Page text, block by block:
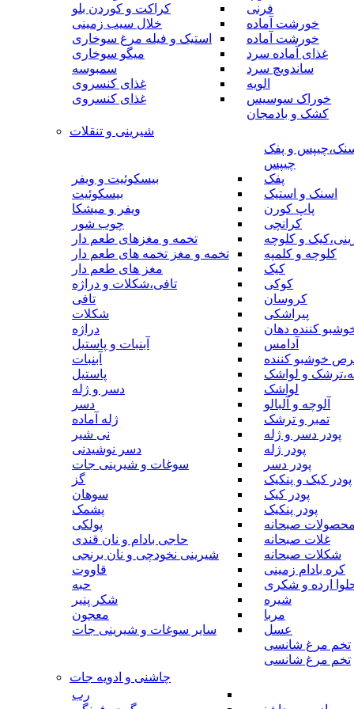
فرنی
خورشت آماده
خورشت آماده
غذای آماده سرد
ساندویچ سرد
الویه
خوراک سوسیس
کشک و بادمجان
کراکت و کوردن بلو
خلال سیب زمینی
استیک و فیله مرغ سوخاری
میگو سوخاری
سمبوسه
غذای کنسروی
غذای کنسروی
شیرینی و تنقلات
و پفک
چیپس
پفک
اسنک و استیک
پاپ کورن
کرانچی
و کلوچه
کلوچه و کلمپه
کیک
کوکی
کروسان
پیراشکی
کننده دهان
آدامس
خوشبو کننده
و لواشک
لواشک
آلوچه و آلبالو
تمبر و ترشک
پودر دسر و ژله
پودر ژله
پودر دسر
پودر کیک و پنکیک
پودر کیک
پودر پنکیک
محصولات صبحانه
غلات صبحانه
شکلات صبحانه
کره بادام زمینی
ارده و شکری
شیره
مربا
عسل
تخم مرغ شانسی
تخم مرغ شانسی
بیسکوئیت و ویفر
بیسکوئیت
ویفر و میشکا
چوب شور
تخمه و مغزهای طعم دار
تخمه و مغز تخمه های طعم دار
مغز های طعم دار
تافی،شکلات و دراژه
تافی
شکلات
دراژه
آبنبات و پاستیل
آبنبات
پاستیل
دسر و ژله
دسر
ژله آماده
نی شیر
دسر نوشیدنی
سوغات و شیرینی جات
گز
سوهان
پشمک
پولکی
حاجی بادام و نان قندی
شیرینی نخودچی و نان برنجی
قاووت
حبه
شکر پنیر
معجون
سایر سوغات و شیرینی جات
چاشنی و ادویه جات
رب